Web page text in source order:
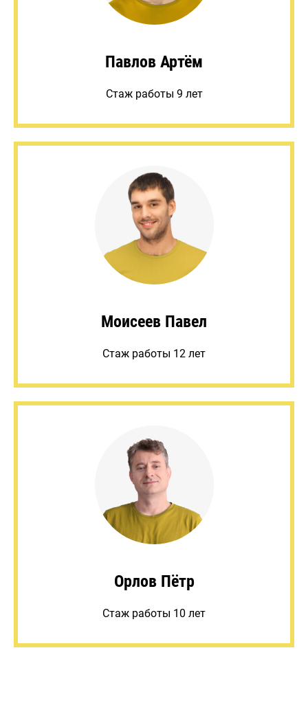
Павлов Артём
Стаж работы 9 лет
Моисеев Павел
Стаж работы 12 лет
Орлов Пётр
Стаж работы 10 лет